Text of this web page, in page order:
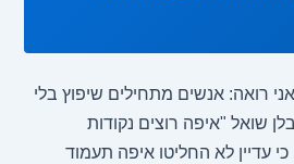
רואה: אנשים מתחילים שיפוץ בלי
שואל "איפה רוצים נקודות
עדיין לא החליטו איפה תעמוד